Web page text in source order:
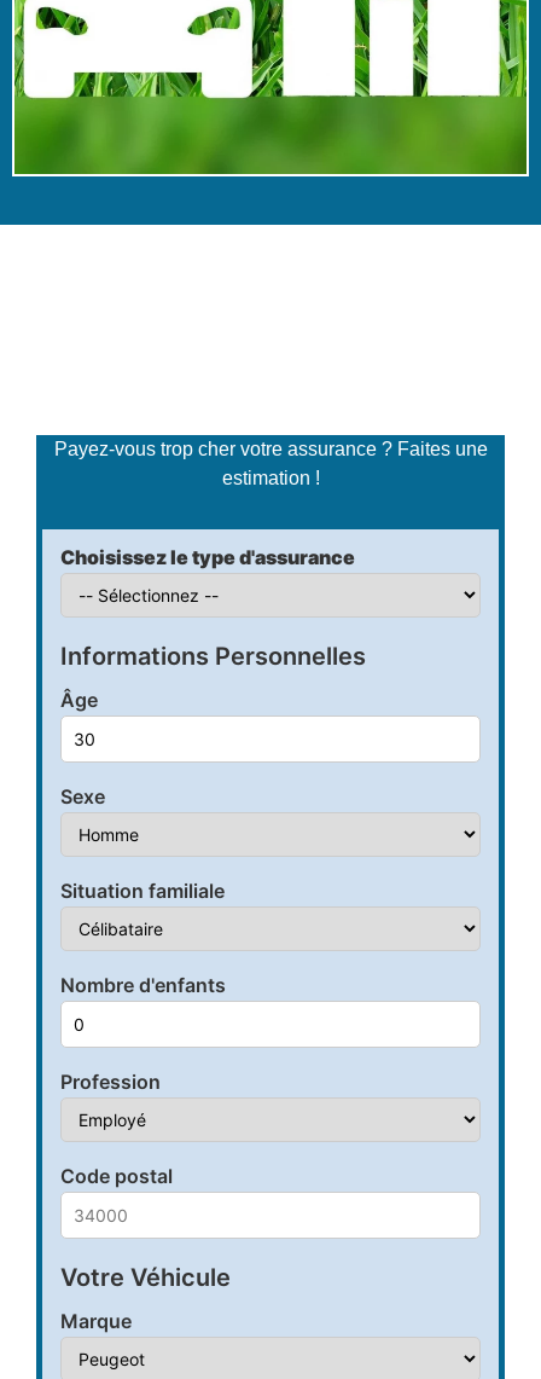
Payez-vous trop cher votre assurance ? Faites une
estimation !
Choisissez le type d'assurance
Informations Personnelles
Âge
Sexe
Situation familiale
Nombre d'enfants
Profession
Code postal
Votre Véhicule
Marque